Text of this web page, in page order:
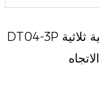
DT04-3P مجموعة أوعية ثلاثية
الاتجاه